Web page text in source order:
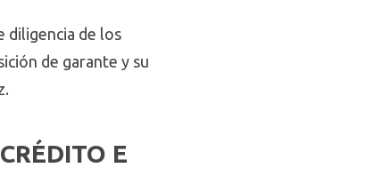
diligencia de los
de garante y su
E